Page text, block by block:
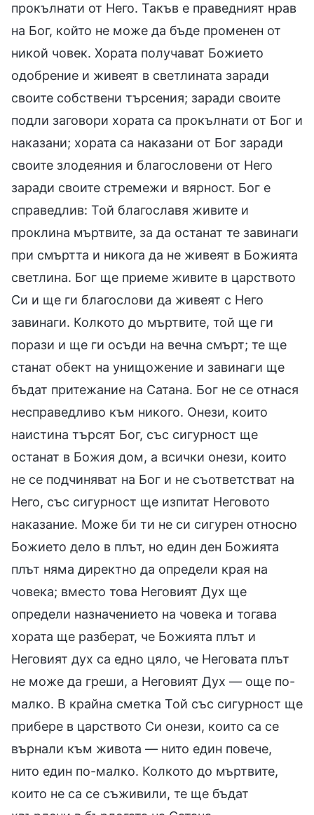
прокълнати от Него. Такъв е праведният нрав
на Бог, който не може да бъде променен от
никой човек. Хората получават Божието
одобрение и живеят в светлината заради
своите собствени търсения; заради своите
подли заговори хората са прокълнати от Бог и
наказани; хората са наказани от Бог заради
своите злодеяния и благословени от Него
заради своите стремежи и вярност. Бог е
справедлив: Той благославя живите и
проклина мъртвите, за да останат те завинаги
при смъртта и никога да не живеят в Божията
светлина. Бог ще приеме живите в царството
Си и ще ги благослови да живеят с Него
завинаги. Колкото до мъртвите, той ще ги
порази и ще ги осъди на вечна смърт; те ще
станат обект на унищожение и завинаги ще
бъдат притежание на Сатана. Бог не се отнася
несправедливо към никого. Онези, които
наистина търсят Бог, със сигурност ще
останат в Божия дом, а всички онези, които
не се подчиняват на Бог и не съответстват на
Него, със сигурност ще изпитат Неговото
наказание. Може би ти не си сигурен относно
Божието дело в плът, но един ден Божията
плът няма директно да определи края на
човека; вместо това Неговият Дух ще
определи назначението на човека и тогава
хората ще разберат, че Божията плът и
Неговият дух са едно цяло, че Неговата плът
не може да греши, а Неговият Дух — още по-
малко. В крайна сметка Той със сигурност ще
прибере в царството Си онези, които са се
върнали към живота — нито един повече,
нито един по-малко. Колкото до мъртвите,
които не са се съживили, те ще бъдат